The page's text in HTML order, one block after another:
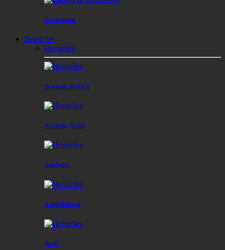
Steckdosen
Hersteller
Hersteller
Acoustic Revive
Acoustic Solid
Analogis
Astell&Kern
Atoll